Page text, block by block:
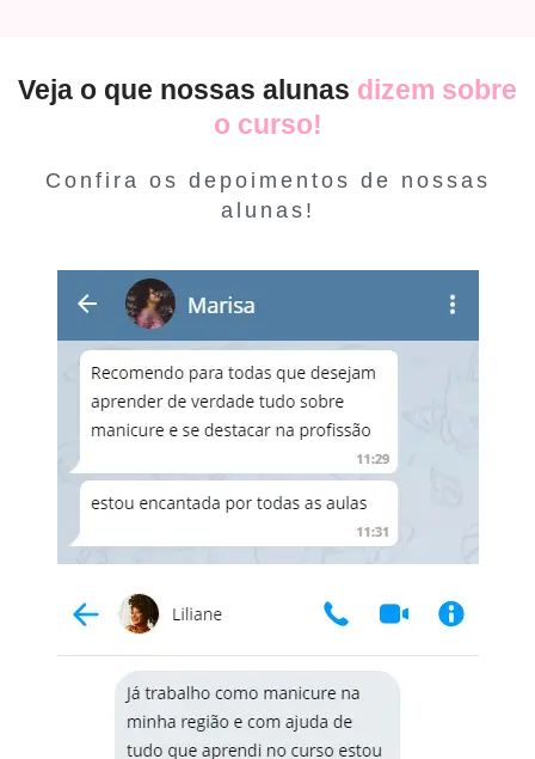
Veja o que nossas alunas dizem sobre
o curso!
Confira os depoimentos de nossas
alunas!